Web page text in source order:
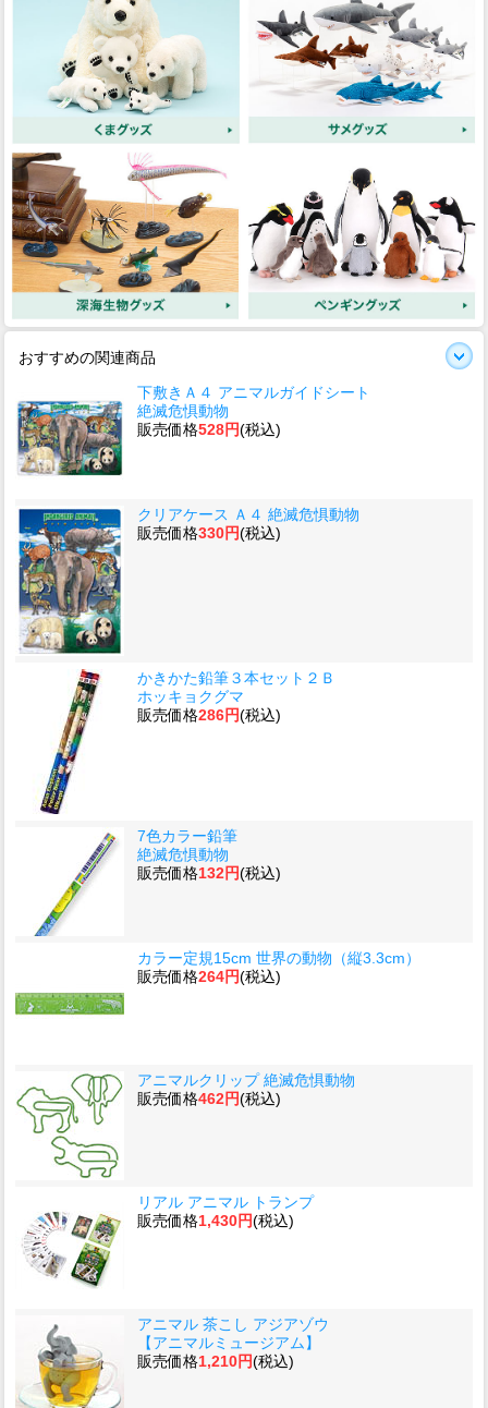
おすすめの関連商品
下敷きＡ４ アニマルガイドシート
絶滅危惧動物
販売価格528円(税込)
クリアケース Ａ４ 絶滅危惧動物
販売価格330円(税込)
かきかた鉛筆３本セット２Ｂ
ホッキョクグマ
販売価格286円(税込)
7色カラー鉛筆
絶滅危惧動物
販売価格132円(税込)
カラー定規15cm 世界の動物（縦3.3cm）
販売価格264円(税込)
アニマルクリップ 絶滅危惧動物
販売価格462円(税込)
リアル アニマル トランプ
販売価格1,430円(税込)
アニマル 茶こし アジアゾウ
【アニマルミュージアム】
販売価格1,210円(税込)